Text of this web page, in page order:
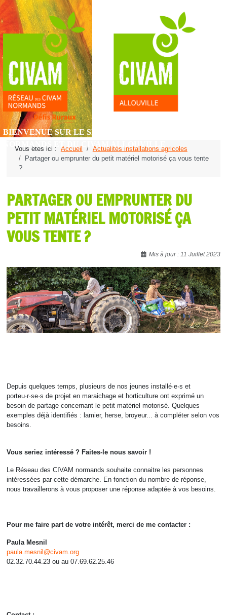
BIENVENUE SUR LE SITE DU RÉSEAU DES CIVAM
NORMANDS ET DU CIVAM ALLOUVILLE
Vous êtes ici : Accueil
Actualités installations agricoles
Partager ou emprunter du petit matériel motorisé ça vous tente
?
PARTAGER OU EMPRUNTER DU
PETIT MATÉRIEL MOTORISÉ ÇA
VOUS TENTE ?
Mis à jour : 11 Juillet 2023
Depuis quelques temps, plusieurs de nos jeunes installé·e·s et
porteu·r·se·s de projet en maraichage et horticulture ont exprimé un
besoin de partage concernant le petit matériel motorisé. Quelques
exemples déjà identifiés : lamier, herse, broyeur... à compléter selon vos
besoins.
Vous seriez intéressé ? Faites-le nous savoir !
Le Réseau des CIVAM normands souhaite connaitre les personnes
intéressées par cette démarche. En fonction du nombre de réponse,
nous travaillerons à vous proposer une réponse adaptée à vos besoins.
Pour me faire part de votre intérêt, merci de me contacter :
Paula Mesnil
paula.mesnil@civam.org
02.32.70.44.23 ou au 07.69.62.25.46